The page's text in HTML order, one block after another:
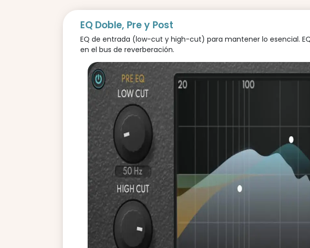
EQ Doble, Pre y Post
EQ de entrada (low-cut y high-cut) para mantener lo esencial.
en el bus de reverberación.